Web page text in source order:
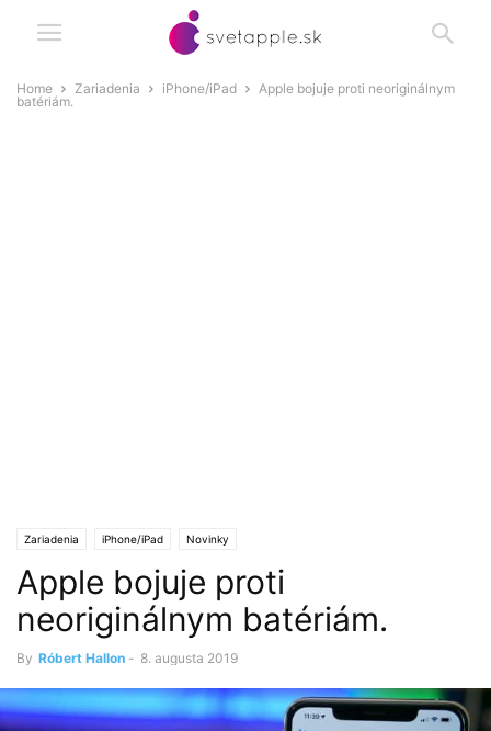
Home Zariadenia iPhone/iPad
Apple bojuje proti neoriginálnym
batériám.
Zariadenia iPhone/iPad Novinky
Apple bojuje proti
neoriginálnym batériám.
By Róbert Hallon - 8. augusta 2019